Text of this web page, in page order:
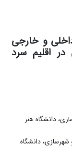
و خارجی
اقلیم سرد
دانشگاه هنر
شهرسازی، دانشگاه